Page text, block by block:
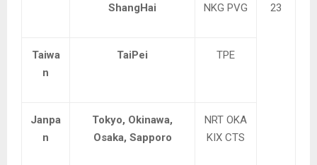
ShangHai
NKG PVG
23
Taiwa
n
TaiPei TPE
Janpa
n
Tokyo, Okinawa,
Osaka, Sapporo
NRT OKA
KIX CTS